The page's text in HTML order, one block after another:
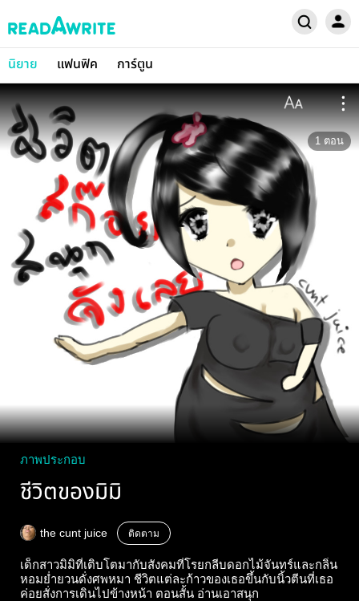
นิยาย แฟนฟิค การ์ตูน
1 ตอน
ภาพประกอบ
ชีวิตของมิมิ
the cunt juice ติดตาม
เด็กสาวมิมิที่เติบโตมากับสังคมที่โรยกลีบดอกไม้จันทร์และกลิ่น
หอมย่ำยวนดั่งศพหมา ชีวิตแต่ละก้าวของเธอขึ้นกับนิ้วตีนที่เธอ
ค่อยสั่งการเดินไปข้างหน้า ตอนสั้น อ่านเอาสนุก